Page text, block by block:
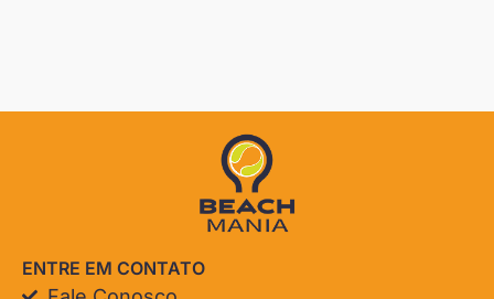
ENTRE EM CONTATO